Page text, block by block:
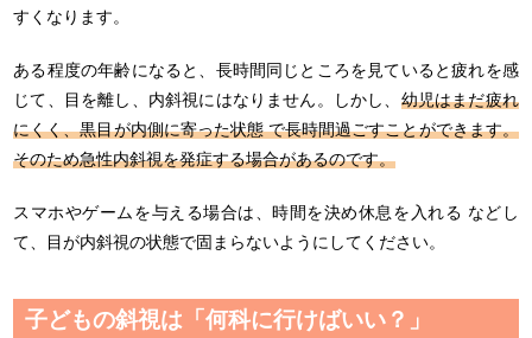
すくなります。
ある程度の年齢になると、長時間同じところを見ていると疲れを感
じて、目を離し、内斜視にはなりません。しかし、 幼児はまだ疲れ
にくく、黒目が内側に寄った状態 で長時間過ごすことができます。
そのため急性内斜視を発症する場合があるのです。
スマホやゲームを与える場合は、時間を決め休息を入れる などし
て、目が内斜視の状態で固まらないようにしてください。
子どもの斜視は「何科に行けばいい？」